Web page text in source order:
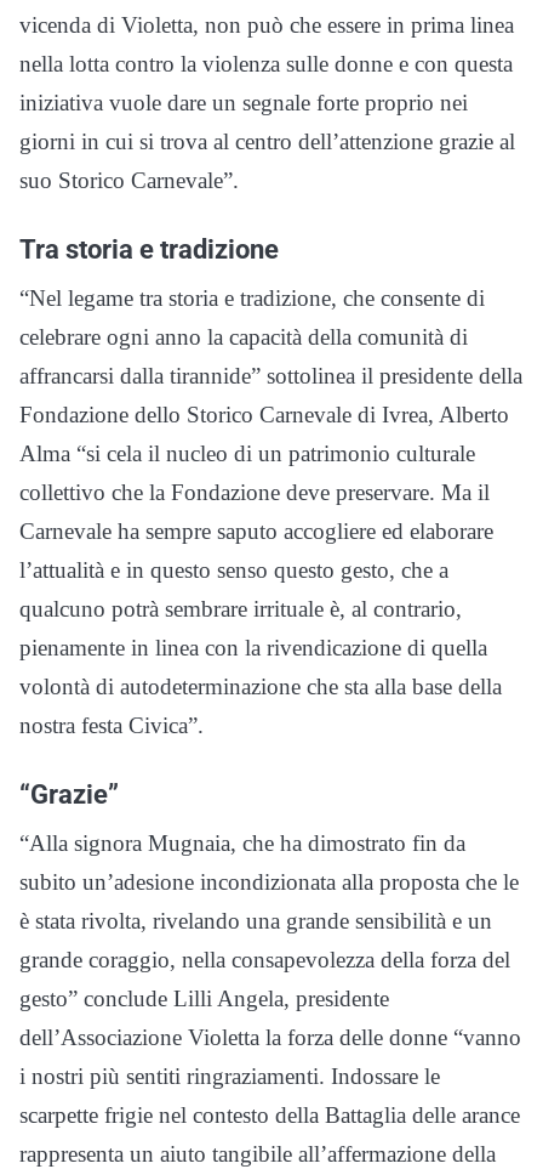
vicenda di Violetta, non può che essere in prima linea
nella lotta contro la violenza sulle donne e con questa
iniziativa vuole dare un segnale forte proprio nei
giorni in cui si trova al centro dell’attenzione grazie al
suo Storico Carnevale”.
Tra storia e tradizione
“Nel legame tra storia e tradizione, che consente di
celebrare ogni anno la capacità della comunità di
affrancarsi dalla tirannide” sottolinea il presidente della
Fondazione dello Storico Carnevale di Ivrea, Alberto
Alma “si cela il nucleo di un patrimonio culturale
collettivo che la Fondazione deve preservare. Ma il
Carnevale ha sempre saputo accogliere ed elaborare
l’attualità e in questo senso questo gesto, che a
qualcuno potrà sembrare irrituale è, al contrario,
pienamente in linea con la rivendicazione di quella
volontà di autodeterminazione che sta alla base della
nostra festa Civica”.
“Grazie”
“Alla signora Mugnaia, che ha dimostrato fin da
subito un’adesione incondizionata alla proposta che le
è stata rivolta, rivelando una grande sensibilità e un
grande coraggio, nella consapevolezza della forza del
gesto” conclude Lilli Angela, presidente
dell’Associazione Violetta la forza delle donne “vanno
i nostri più sentiti ringraziamenti. Indossare le
scarpette frigie nel contesto della Battaglia delle arance
rappresenta un aiuto tangibile all’affermazione della